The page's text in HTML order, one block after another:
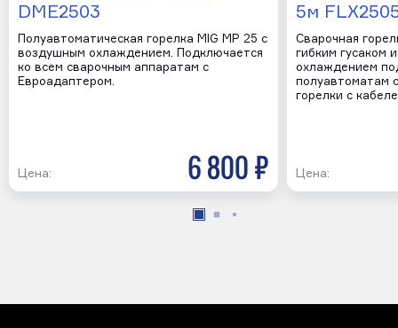
DME2503
Полуавтоматическая горелка MIG MP 25 с
воздушным охлаждением. Подключается
ко всем сварочным аппаратам с
Евроадаптером.
Цена: 6 800 р
5м
Сварочная
гибким гусаком
охлаждением
полуавтоматам
горелки с
Цена: